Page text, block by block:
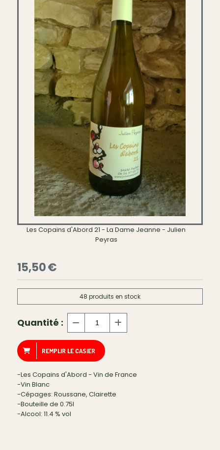
Les Copains d'Abord 21 - La Dame Jeanne - Julien
Peyras
15,50€
48 produits en stock
Quantité :
REMPLIR LE CASIER
-Les Copains d'Abord - Vin de France
-Vin Blanc
-Cépages: Roussane, Clairette
-Bouteille de 0.75l
-Alcool: 11.4 % vol